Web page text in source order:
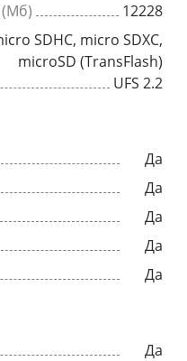
12228
SDHC, micro SDXC,
microSD (TransFlash)
UFS 2.2
Да
Да
Да
Да
Да
Да